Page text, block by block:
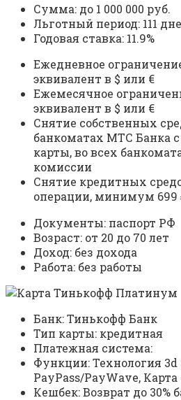
Сумма: до 1 000 000 руб.
Льготный период: 111
Годовая ставка: 11.9%
Ежедневное
эквивалент в $ или €
Ежемесячное
эквивалент в $ или €
Снятие собственных
банкоматах МТС Банка
карты, во всех
комиссии
Снятие кредитных
операции, минимум 699
Документы: паспорт РФ
Возраст: от 20 до 70 лет
Доход: без дохода
Работа: без работы
Банк: Тинькофф Банк
Тип карты: кредитная
Платежная система:
Функции: Технология 3d
PayPass/PayWave,
Кешбек: Возврат до 30%